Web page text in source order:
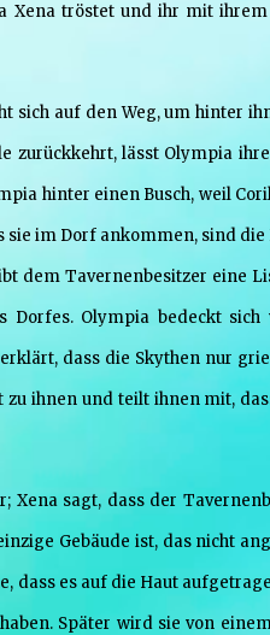
Xena tröstet und ihr mit
sich auf den Weg, um hinter
zurückkehrt, lässt Olympia
hinter einen Busch, weil
sie im Dorf ankommen, sind
dem Tavernenbesitzer eine
Olympia bedeckt
dass die Skythen nur
zu ihnen und teilt ihnen mit,
sagt, dass der
Gebäude ist, das nicht
dass es auf die Haut
Später wird sie von